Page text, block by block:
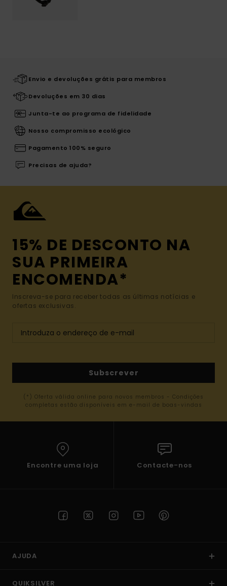
Envio e devoluções grátis para membros
Devoluções em 30 dias
Junta-te ao programa de fidelidade
Nosso compromisso ecológico
Pagamento 100% seguro
Precisas de ajuda?
15% DE DESCONTO NA
SUA PRIMEIRA
ENCOMENDA*
Inscreva-se para receber todas as últimas notícias e
ofertas exclusivas.
Subscrever
(*) Oferta válida online para novos membros - Condições
completas estão disponíveis em e-mail de boas-vindas
Encontre uma loja Contacte-nos
AJUDA
QUIKSILVER